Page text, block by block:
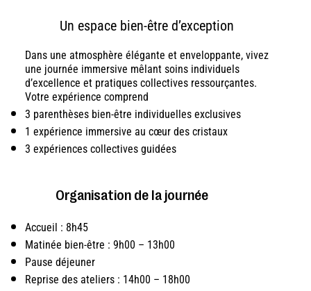
Un espace bien-être d’exception
Dans une atmosphère élégante et enveloppante, vivez
une journée immersive mêlant soins individuels
d’excellence et pratiques collectives ressourçantes.
Votre expérience comprend
3 parenthèses bien-être individuelles exclusives
1 expérience immersive au cœur des cristaux
3 expériences collectives guidées
Organisation de la journée
Accueil : 8h45
Matinée bien-être : 9h00 – 13h00
Pause déjeuner
Reprise des ateliers : 14h00 – 18h00